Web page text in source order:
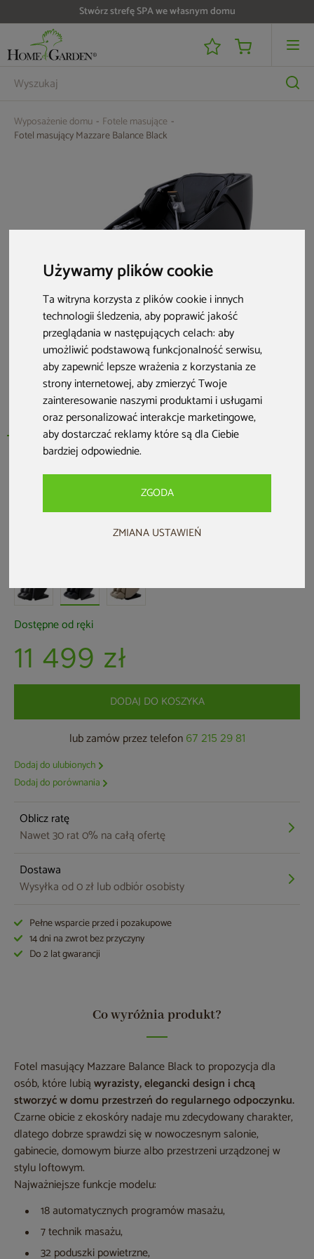
Używamy plików cookie
Ta witryna korzysta z plików cookie i innych
technologii śledzenia, aby poprawić jakość
przeglądania w następujących celach:aby
umożliwić podstawową funkcjonalność serwisu,
aby zapewnić lepsze wrażenia z korzystania ze
strony internetowej,aby zmierzyć Twoje
zainteresowanie naszymi produktami i usługami
oraz personalizować interakcje marketingowe,
aby dostarczać reklamy które są dla Ciebie
bardziej odpowiednie.
ZGODA
ZMIANA USTAWIEŃ
Do 25 000 zł zwrotu na kartę i raty RRSO 0%
Wyposażenie domu
Fotele masujące
Fotel masujący Mazzare Balance Black
Nowość Zwrot na kartę
Fotel masujący Mazzare Balance Black
Dostępne od ręki
11 499 zł
DODAJ DO KOSZYKA
lub zamów przez telefon 67 215 29 81
Dodaj do ulubionych
Dodaj do porównania
Oblicz ratę
Nawet 30 rat 0% na całą ofertę
Dostawa
Wysyłka od 0 zł lub odbiór osobisty
Pełne wsparcie przed i pozakupowe
14 dni na zwrot bez przyczyny
Do 2 lat gwarancji
Co wyróżnia produkt?
Fotel masujący Mazzare Balance Black to propozycja dla
osób, które lubiąwyrazisty, elegancki design i chcą
stworzyć w domu przestrzeń do regularnego odpoczynku.
Czarne obicie z ekoskóry nadaje mu zdecydowany charakter,
dlatego dobrze sprawdzi się w nowoczesnym salonie,
gabinecie, domowym biurze albo przestrzeni urządzonej w
stylu loftowym.
Najważniejsze funkcje modelu:
18 automatycznych programów masażu,
7 technik masażu,
32 poduszki powietrzne,